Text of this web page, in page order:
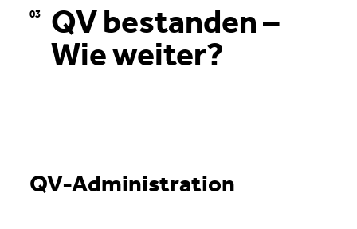
QV bestanden –
Wie weiter?
QV-Administration